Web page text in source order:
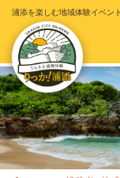
浦添を楽しむ地域体験イベン